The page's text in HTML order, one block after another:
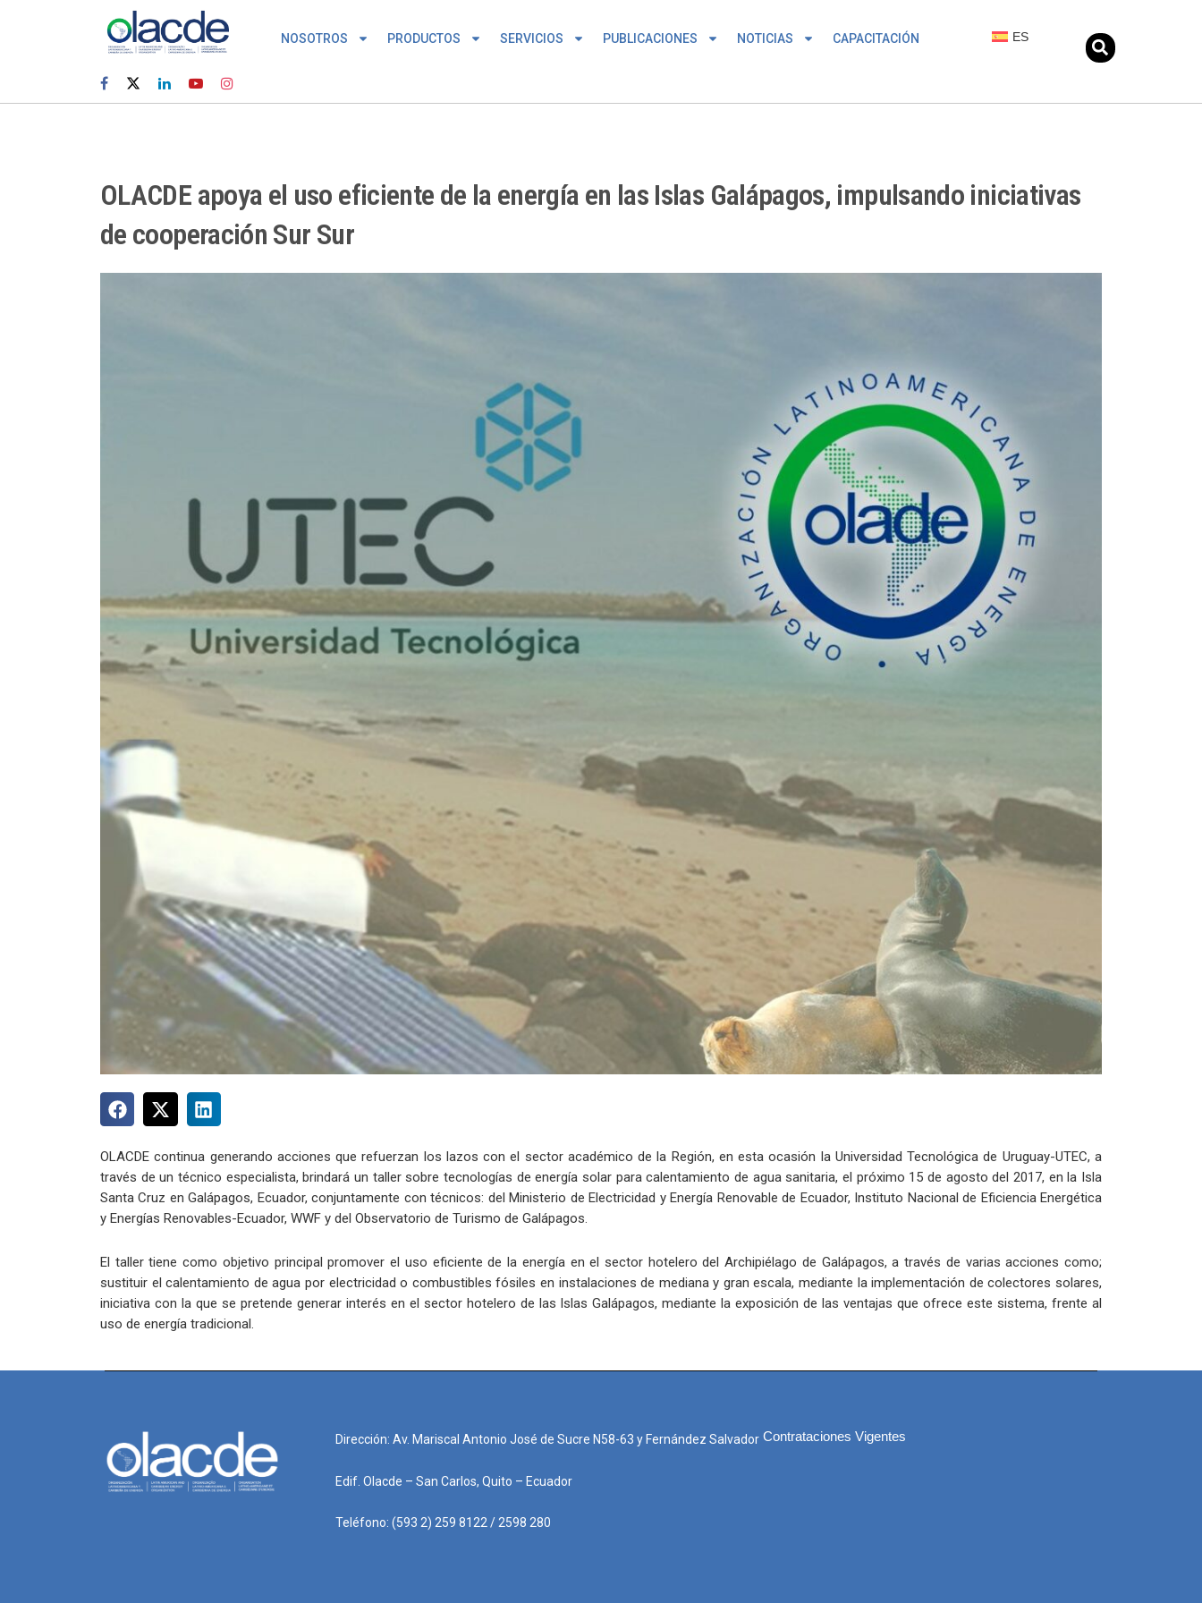
NOSOTROS PRODUCTOS SERVICIOS PUBLICACIONES NOTICIAS CAPACITACIÓN ES
OLACDE apoya el uso eficiente de la energía en las Islas Galápagos, impulsando iniciativas
de cooperación Sur Sur
OLACDE continua generando acciones que refuerzan los lazos con el sector académico de la Región, en esta ocasión la Universidad Tecnológica de Uruguay-UTEC, a
través de un técnico especialista, brindará un taller sobre tecnologías de energía solar para calentamiento de agua sanitaria, el próximo 15 de agosto del 2017, en la Isla
Santa Cruz en Galápagos, Ecuador, conjuntamente con técnicos: del Ministerio de Electricidad y Energía Renovable de Ecuador, Instituto Nacional de Eficiencia Energética
y Energías Renovables-Ecuador, WWF y del Observatorio de Turismo de Galápagos.
El taller tiene como objetivo principal promover el uso eficiente de la energía en el sector hotelero del Archipiélago de Galápagos, a través de varias acciones como;
sustituir el calentamiento de agua por electricidad o combustibles fósiles en instalaciones de mediana y gran escala, mediante la implementación de colectores solares,
iniciativa con la que se pretende generar interés en el sector hotelero de las Islas Galápagos, mediante la exposición de las ventajas que ofrece este sistema, frente al
uso de energía tradicional.
Dirección: Av. Mariscal Antonio José de Sucre N58-63 y Fernández Salvador
Edif. Olacde – San Carlos, Quito – Ecuador
Teléfono: (593 2) 259 8122 / 2598 280
Contrataciones Vigentes